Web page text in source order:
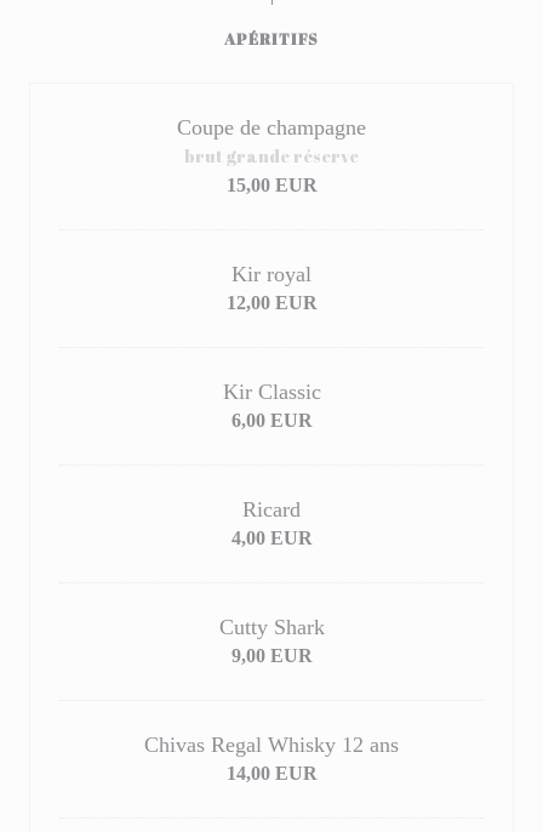
APÉRITIFS
Coupe de champagne
brut grande réserve
15,00 EUR
Kir royal
12,00 EUR
Kir Classic
6,00 EUR
Ricard
4,00 EUR
Cutty Shark
9,00 EUR
Chivas Regal Whisky 12 ans
14,00 EUR